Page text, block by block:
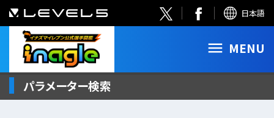
日本語
MENU
パラメーター検索